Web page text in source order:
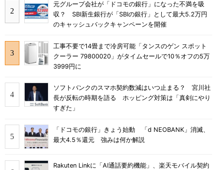
元グループ会社が「ドコモの銀行」になった不満を吸
収？ SBI新生銀行が「SBIの銀行」として最大5.2万円
のキャッシュバックキャンペーンを開催
工事不要で14畳まで冷房可能「タンスのゲン スポット
クーラー 79800020」がタイムセールで10％オフの5万
3999円に
ソフトバンクのスマホ契約数減はいつ止まる？ 宮川社
長が反転の時期を語る ホッピング対策は「真剣にやり
すぎた」
「ドコモの銀行」きょう始動 「d NEOBANK」消滅、
最大4.5％還元 強みは何か解説
Rakuten Linkに「AI通話要約機能」、楽天モバイル契約